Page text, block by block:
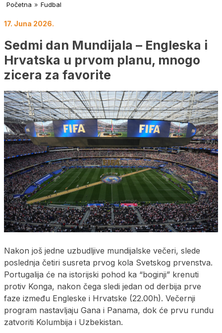
Početna » Fudbal
17. Juna 2026.
Sedmi dan Mundijala – Engleska i
Hrvatska u prvom planu, mnogo
zicera za favorite
Nakon još jedne uzbudljive mundijalske večeri, slede
poslednja četiri susreta prvog kola Svetskog prvenstva.
Portugalija će na istorijski pohod ka “boginji” krenuti
protiv Konga, nakon čega sledi jedan od derbija prve
faze između Engleske i Hrvatske (22.00h). Večernji
program nastavljaju Gana i Panama, dok će prvu rundu
zatvoriti Kolumbija i Uzbekistan.